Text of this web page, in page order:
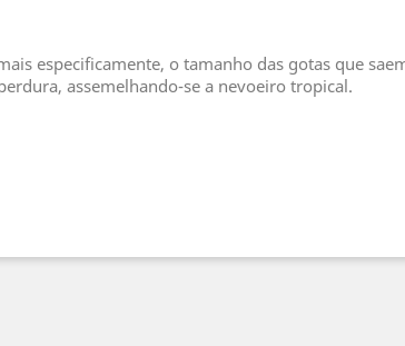
especificamente, o tamanho das gotas que
assemelhando-se a nevoeiro tropical.